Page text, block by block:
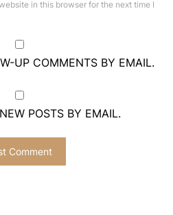
in this browser for the next time I
UP COMMENTS BY EMAIL.
POSTS BY EMAIL.